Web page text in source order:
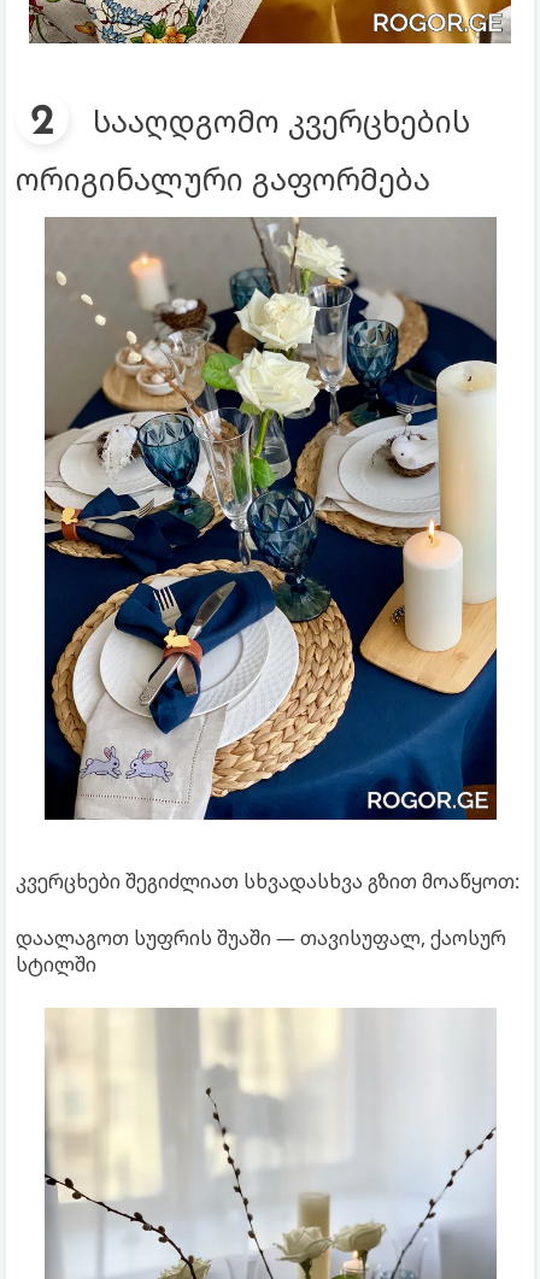
სააღდგომო კვერცხების
ორიგინალური გაფორმება
კვერცხები შეგიძლიათ სხვადასხვა გზით მოაწყოთ:
დაალაგოთ სუფრის შუაში — თავისუფალ, ქაოსურ
სტილში